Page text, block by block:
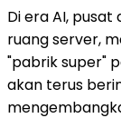
Di era AI,
ruang server,
"pabrik super"
akan terus